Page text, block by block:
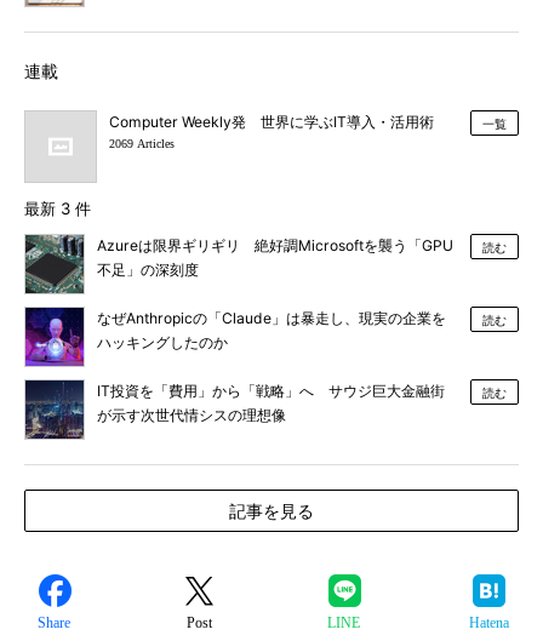
連載
Computer Weekly発 世界に学ぶIT導入・活用術
2069 Articles
一覧
最新 3 件
Azureは限界ギリギリ 絶好調Microsoftを襲う「GPU
不足」の深刻度
読む
なぜAnthropicの「Claude」は暴走し、現実の企業を
ハッキングしたのか
読む
IT投資を「費用」から「戦略」へ サウジ巨大金融街
が示す次世代情シスの理想像
読む
記事を見る
Share Post LINE Hatena